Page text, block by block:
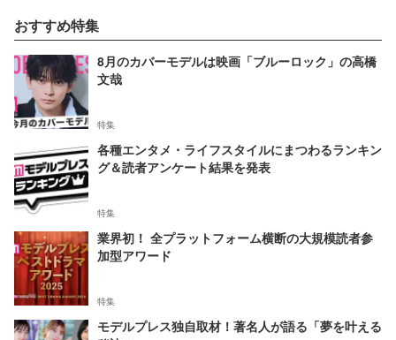
おすすめ特集
8月のカバーモデルは映画「ブルーロック」の高橋
文哉
特集
各種エンタメ・ライフスタイルにまつわるランキン
グ＆読者アンケート結果を発表
特集
業界初！ 全プラットフォーム横断の大規模読者参
加型アワード
特集
モデルプレス独自取材！著名人が語る「夢を叶える